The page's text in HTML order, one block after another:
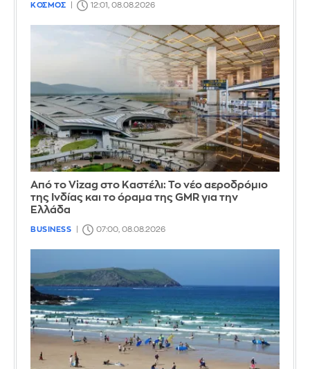
ΚΟΣΜΟΣ 12:01, 08.08.2026
Από το Vizag στο Καστέλι: Το νέο αεροδρόμιο
της Ινδίας και το όραμα της GMR για την
Ελλάδα
BUSINESS 07:00, 08.08.2026